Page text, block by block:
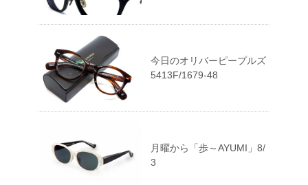
今日のオリバーピープルズ
5413F/1679-48
月曜から「歩～AYUMI」8/
3